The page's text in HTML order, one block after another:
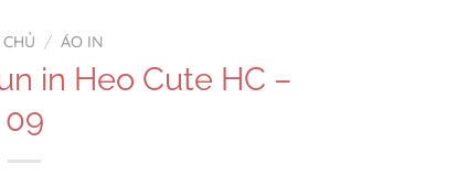
/ ÁO IN
in Heo Cute HC –
09